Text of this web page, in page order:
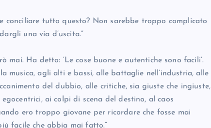
conciliare tutto questo? Non sarebbe troppo complicato
una via d’uscita.”
Ha detto: ‘Le cose buone e autentiche sono facili’.
musica, agli alti e bassi, alle battaglie nell’industria, alle
del dubbio, alle critiche, sia giuste che ingiuste,
ai colpi di scena del destino, al caos
ero troppo giovane per ricordare che fosse mai
facile che abbia mai fatto.”